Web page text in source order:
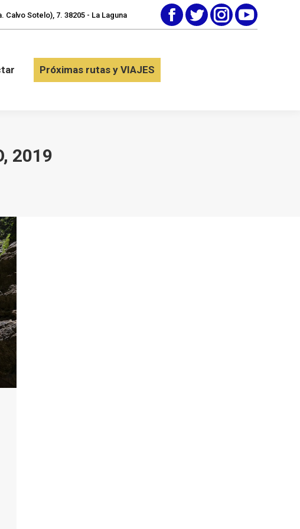
Sotelo), 7. 38205 - La Laguna
FacebookTwitterInstagramYouTube
Próximas rutas y VIAJES
2019